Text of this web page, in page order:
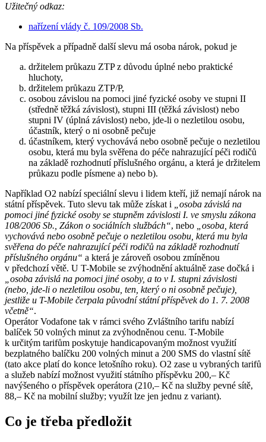
Užitečný odkaz:
nařízení vlády č. 109/2008 Sb.
Na příspěvek a případně další slevu má osoba nárok, pokud je
držitelem průkazu ZTP z důvodu úplné nebo praktické
hluchoty,
držitelem průkazu ZTP/P,
osobou závislou na pomoci jiné fyzické osoby ve stupni II
(středně těžká závislost), stupni III (těžká závislost) nebo
stupni IV (úplná závislost) nebo, jde-li o nezletilou osobu,
účastník, který o ni osobně pečuje
účastníkem, který vychovává nebo osobně pečuje o nezletilou
osobu, která mu byla svěřena do péče nahrazující péči rodičů
na základě rozhodnutí příslušného orgánu, a která je držitelem
průkazu podle písmene a) nebo b).
Například O2 nabízí speciální slevu i lidem kteří, již nemají nárok na
státní příspěvek. Tuto slevu tak může získat i
„osoba závislá na
pomoci jiné fyzické osoby se stupněm závislosti I. ve smyslu zákona
108/2006 Sb., Zákon o sociálních službách“, nebo
„osoba, která
vychovává nebo osobně pečuje o nezletilou osobu, která mu byla
svěřena do péče nahrazující péči rodičů na základě rozhodnutí
příslušného orgánu“ a která je zároveň osobou zmíněnou
v předchozí větě. U T-Mobile se zvýhodnění aktuálně zase dočká i
„osoba závislá na pomoci jiné osoby, a to v I. stupni závislosti
(nebo, jde-li o nezletilou osobu, ten, který o ni osobně pečuje),
jestliže u T-Mobile čerpala původní státní příspěvek do 1. 7. 2008
včetně“.
Operátor Vodafone tak v rámci svého Zvláštního tarifu nabízí
balíček 50 volných minut za zvýhodněnou cenu. T-Mobile
k určitým tarifům poskytuje handicapovaným možnost využití
bezplatného balíčku 200 volných minut a 200 SMS do vlastní sítě
(tato akce platí do konce letošního roku). O2 zase u vybraných tarifů
a služeb nabízí možnost využití státního příspěvku 200,– Kč
navýšeného o příspěvek operátora (210,– Kč na služby pevné sítě,
88,– Kč na mobilní služby; využít lze jen jednu z variant).
Co je třeba předložit